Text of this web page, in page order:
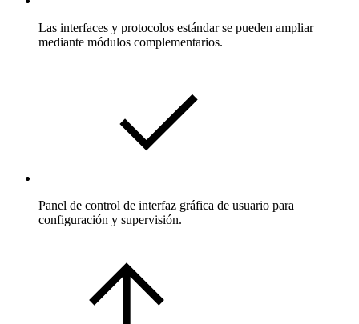
Las interfaces y protocolos estándar se pueden ampliar
mediante módulos complementarios.
Panel de control de interfaz gráfica de usuario para
configuración y supervisión.